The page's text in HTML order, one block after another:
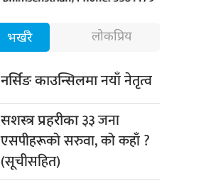
भर्खरै लोकप्रिय
नर्सिङ काउन्सिलमानयाँ नेतृत्व
सशस्त्र प्रहरीका३३ जना
एसपीहरूको सरुवा, को कहाँ ?
(सूचीसहित)